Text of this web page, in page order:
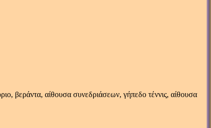
βεράντα, αίθουσα συνεδριάσεων, γήπεδο τέννις, αίθουσα